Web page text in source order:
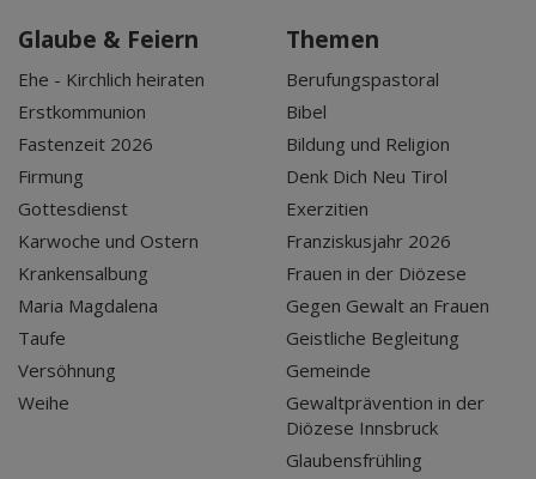
Glaube & Feiern
Ehe - Kirchlich heiraten
Erstkommunion
Fastenzeit 2026
Firmung
Gottesdienst
Karwoche und Ostern
Krankensalbung
Maria Magdalena
Taufe
Versöhnung
Weihe
Themen
Berufungspastoral
Bibel
Bildung und Religion
Denk Dich Neu Tirol
Exerzitien
Franziskusjahr 2026
Frauen in der Diözese
Gegen Gewalt an Frauen
Geistliche Begleitung
Gemeinde
Gewaltprävention in der
Diözese Innsbruck
Glaubensfrühling